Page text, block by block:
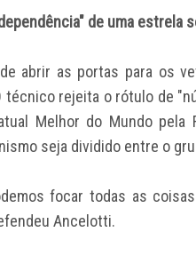
de uma estrela
abrir as portas para os
técnico rejeita o rótulo de
Melhor do Mundo
seja dividido entre o
focar todas as
Ancelotti.